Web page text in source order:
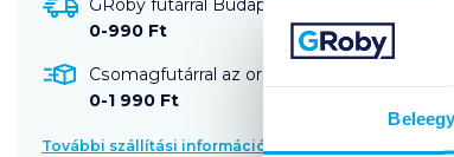
GRoby futárral Budapestre és környékére
0-990 Ft
Csomagfutárral az ország egész területére
0-1 990 Ft
További szállítási információk